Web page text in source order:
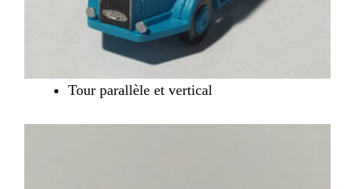
Tour parallèle et vertical